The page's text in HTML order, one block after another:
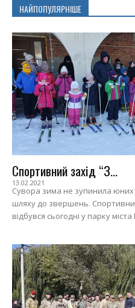
НАЙПОПУЛЯРНІШЕ
Спортивний захід “З...
13.02.2021
Сувора зима не зупинила юних
шляху до звершень.
відбувся сьогодні у парку